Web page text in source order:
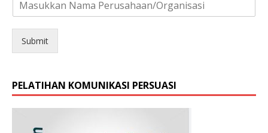
Submit
PELATIHAN KOMUNIKASI PERSUASI